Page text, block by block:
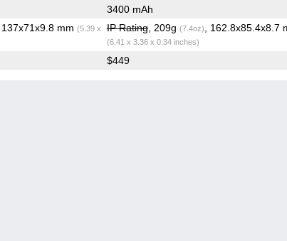
3400 mAh
, 137x71x9.8 mm (5.39 x
IP Rating, 209g (7.4oz) , 162.8x85.4x8.7
(6.41 x 3.36 x 0.34 inches)
$449